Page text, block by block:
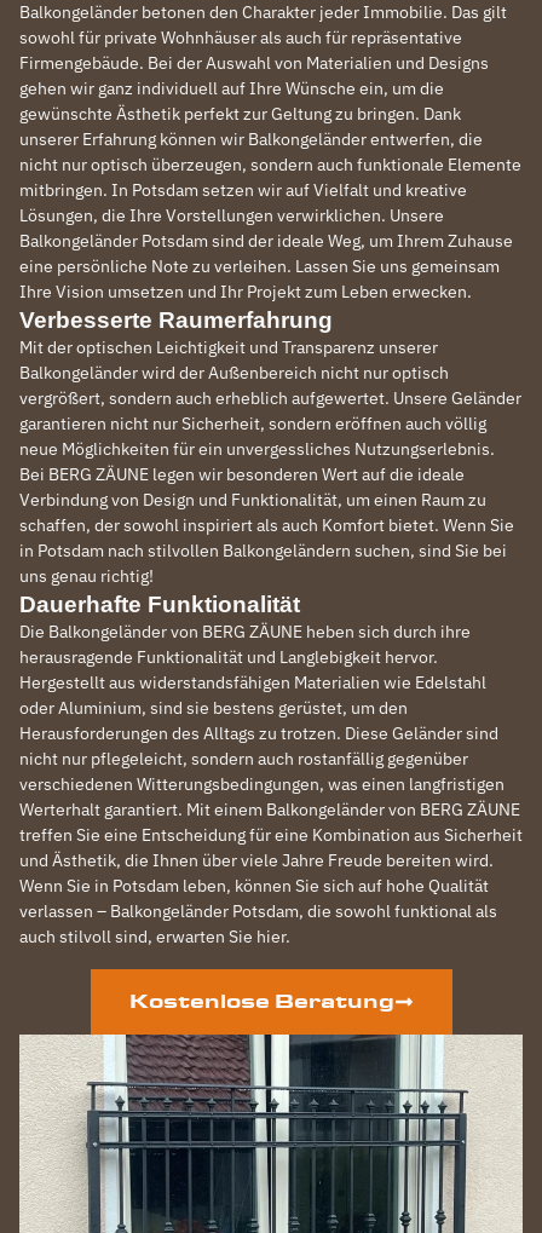
Balkongeländer betonen den Charakter jeder Immobilie. Das gilt
sowohl für private Wohnhäuser als auch für repräsentative
Firmengebäude. Bei der Auswahl von Materialien und Designs
gehen wir ganz individuell auf Ihre Wünsche ein, um die
gewünschte Ästhetik perfekt zur Geltung zu bringen. Dank
unserer Erfahrung können wir Balkongeländer entwerfen, die
nicht nur optisch überzeugen, sondern auch funktionale Elemente
mitbringen. In Potsdam setzen wir auf Vielfalt und kreative
Lösungen, die Ihre Vorstellungen verwirklichen. Unsere
Balkongeländer Potsdam sind der ideale Weg, um Ihrem Zuhause
eine persönliche Note zu verleihen. Lassen Sie uns gemeinsam
Ihre Vision umsetzen und Ihr Projekt zum Leben erwecken.
Verbesserte Raumerfahrung
Mit der optischen Leichtigkeit und Transparenz unserer
Balkongeländer wird der Außenbereich nicht nur optisch
vergrößert, sondern auch erheblich aufgewertet. Unsere Geländer
garantieren nicht nur Sicherheit, sondern eröffnen auch völlig
neue Möglichkeiten für ein unvergessliches Nutzungserlebnis.
Bei BERG ZÄUNE legen wir besonderen Wert auf die ideale
Verbindung von Design und Funktionalität, um einen Raum zu
schaffen, der sowohl inspiriert als auch Komfort bietet. Wenn Sie
in Potsdam nach stilvollen Balkongeländern suchen, sind Sie bei
uns genau richtig!
Dauerhafte Funktionalität
Die Balkongeländer von BERG ZÄUNE heben sich durch ihre
herausragende Funktionalität und Langlebigkeit hervor.
Hergestellt aus widerstandsfähigen Materialien wie Edelstahl
oder Aluminium, sind sie bestens gerüstet, um den
Herausforderungen des Alltags zu trotzen. Diese Geländer sind
nicht nur pflegeleicht, sondern auch rostanfällig gegenüber
verschiedenen Witterungsbedingungen, was einen langfristigen
Werterhalt garantiert. Mit einem Balkongeländer von BERG ZÄUNE
treffen Sie eine Entscheidung für eine Kombination aus Sicherheit
und Ästhetik, die Ihnen über viele Jahre Freude bereiten wird.
Wenn Sie in Potsdam leben, können Sie sich auf hohe Qualität
verlassen – Balkongeländer Potsdam, die sowohl funktional als
auch stilvoll sind, erwarten Sie hier.
Kostenlose Beratung